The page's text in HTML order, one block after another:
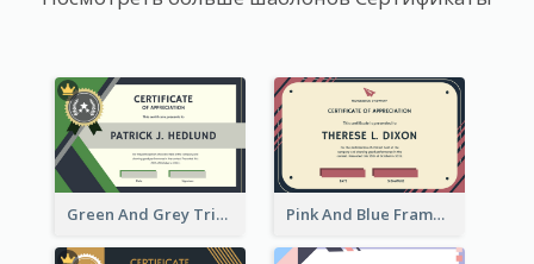
Green And Grey Triangles With Badge Certificate Pink And Blue Frame Company Certificate